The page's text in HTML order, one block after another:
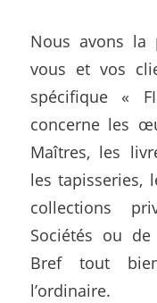
Nous avons
vous et vos
spécifique «
concerne les
Maîtres, les
les tapisseries,
collections
Sociétés ou
Bref tout
l’ordinaire.